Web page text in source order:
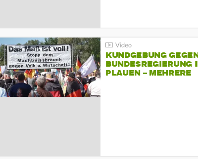
KUNDGEBUNG
BUNDESREGIERUNG
PLAUEN – MEHRERE